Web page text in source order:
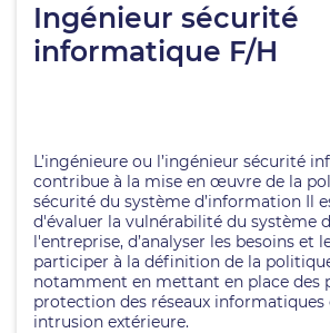
Ingénieur sécurité
informatique F/H
L’ingénieure ou l’ingénieur sécurité
contribue à la mise en œuvre de la
sécurité du système d’information Il
d'évaluer la vulnérabilité du système
l'entreprise, d’analyser les besoins et
participer à la définition de la
notamment en mettant en place des
protection des réseaux
intrusion extérieure.